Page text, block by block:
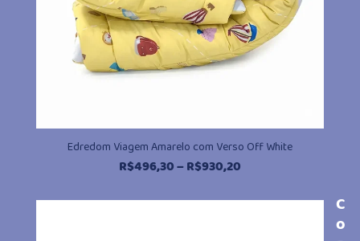
Edredom Viagem Amarelo com Verso Off White
R$496,30–R$930,20Faixa
preço:
C
o